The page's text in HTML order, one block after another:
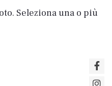
Seleziona una o più